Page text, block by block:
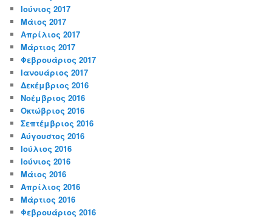
Ιούνιος 2017
Μάιος 2017
Απρίλιος 2017
Μάρτιος 2017
Φεβρουάριος 2017
Ιανουάριος 2017
Δεκέμβριος 2016
Νοέμβριος 2016
Οκτώβριος 2016
Σεπτέμβριος 2016
Αύγουστος 2016
Ιούλιος 2016
Ιούνιος 2016
Μάιος 2016
Απρίλιος 2016
Μάρτιος 2016
Φεβρουάριος 2016